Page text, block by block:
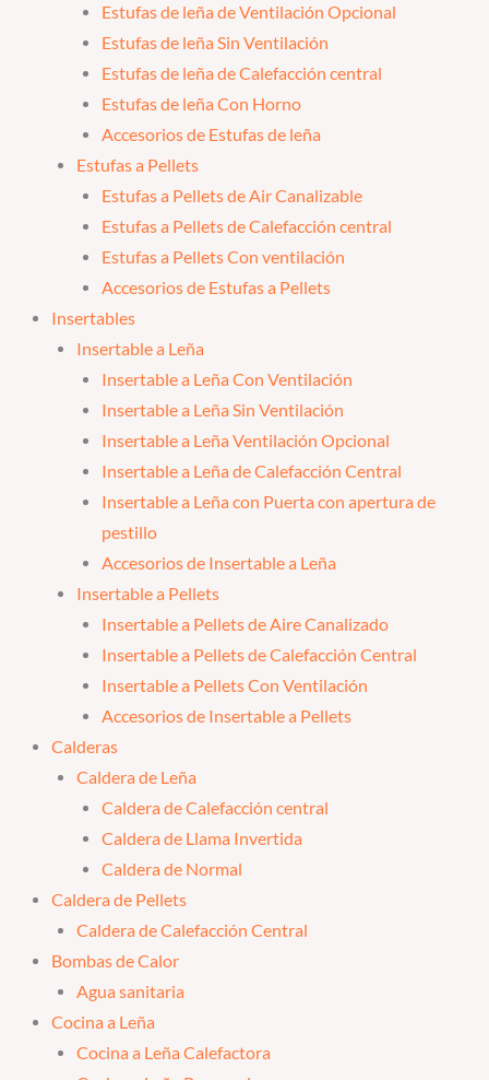
Estufas de leña de Ventilación Opcional
Estufas de leña Sin Ventilación
Estufas de leña de Calefacción central
Estufas de leña Con Horno
Accesorios de Estufas de leña
Estufas a Pellets
Estufas a Pellets de Air Canalizable
Estufas a Pellets de Calefacción central
Estufas a Pellets Con ventilación
Accesorios de Estufas a Pellets
Insertables
Insertable a Leña
Insertable a Leña Con Ventilación
Insertable a Leña Sin Ventilación
Insertable a Leña Ventilación Opcional
Insertable a Leña de Calefacción Central
Insertable a Leña con Puerta con apertura de
pestillo
Accesorios de Insertable a Leña
Insertable a Pellets
Insertable a Pellets de Aire Canalizado
Insertable a Pellets de Calefacción Central
Insertable a Pellets Con Ventilación
Accesorios de Insertable a Pellets
Calderas
Caldera de Leña
Caldera de Calefacción central
Caldera de Llama Invertida
Caldera de Normal
Caldera de Pellets
Caldera de Calefacción Central
Bombas de Calor
Agua sanitaria
Cocina a Leña
Cocina a Leña Calefactora